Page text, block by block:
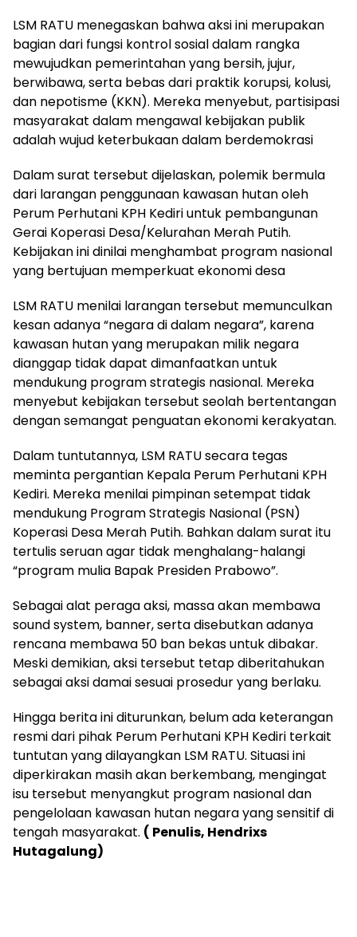
LSM RATU menegaskan bahwa aksi ini merupakan
bagian dari fungsi kontrol sosial dalam rangka
mewujudkan pemerintahan yang bersih, jujur,
berwibawa, serta bebas dari praktik korupsi, kolusi,
dan nepotisme (KKN). Mereka menyebut, partisipasi
masyarakat dalam mengawal kebijakan publik
adalah wujud keterbukaan dalam berdemokrasi
Dalam surat tersebut dijelaskan, polemik bermula
dari larangan penggunaan kawasan hutan oleh
Perum Perhutani KPH Kediri untuk pembangunan
Gerai Koperasi Desa/Kelurahan Merah Putih.
Kebijakan ini dinilai menghambat program nasional
yang bertujuan memperkuat ekonomi desa
LSM RATU menilai larangan tersebut memunculkan
kesan adanya “negara di dalam negara”, karena
kawasan hutan yang merupakan milik negara
dianggap tidak dapat dimanfaatkan untuk
mendukung program strategis nasional. Mereka
menyebut kebijakan tersebut seolah bertentangan
dengan semangat penguatan ekonomi kerakyatan.
Dalam tuntutannya, LSM RATU secara tegas
meminta pergantian Kepala Perum Perhutani KPH
Kediri. Mereka menilai pimpinan setempat tidak
mendukung Program Strategis Nasional (PSN)
Koperasi Desa Merah Putih. Bahkan dalam surat itu
tertulis seruan agar tidak menghalang-halangi
“program mulia Bapak Presiden Prabowo”.
Sebagai alat peraga aksi, massa akan membawa
sound system, banner, serta disebutkan adanya
rencana membawa 50 ban bekas untuk dibakar.
Meski demikian, aksi tersebut tetap diberitahukan
sebagai aksi damai sesuai prosedur yang berlaku.
Hingga berita ini diturunkan, belum ada keterangan
resmi dari pihak Perum Perhutani KPH Kediri terkait
tuntutan yang dilayangkan LSM RATU. Situasi ini
diperkirakan masih akan berkembang, mengingat
isu tersebut menyangkut program nasional dan
pengelolaan kawasan hutan negara yang sensitif di
tengah masyarakat. ( Penulis, Hendrixs
Hutagalung)